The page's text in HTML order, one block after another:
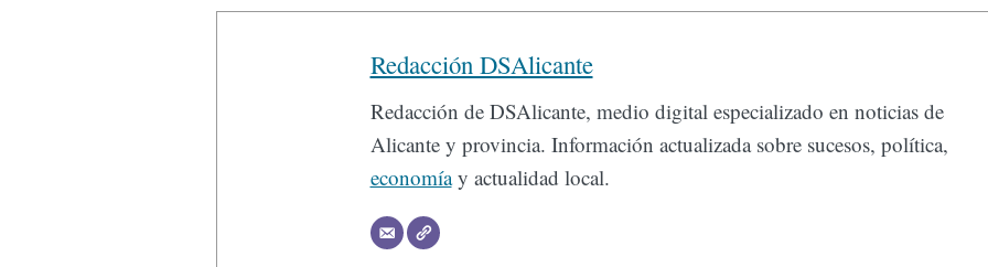
Redacción DSAlicante
Redacción de DSAlicante, medio digital especializado en noticias de
Alicante y provincia. Información actualizada sobre sucesos, política,
economíay actualidad local.